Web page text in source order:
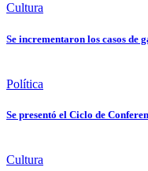
Cultura
Se incrementaron los casos de
Política
Se presentó el Ciclo de
Cultura